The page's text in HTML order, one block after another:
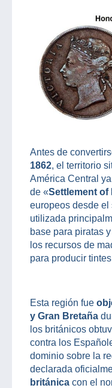
Antes de
1862, el territorio
América Central
de «Settlement of
europeos desde el
utilizada
base para piratas
los recursos de
para producir
Esta región fue
y Gran Bretaña
los británicos
contra los
dominio sobre la
declarada
británica con el